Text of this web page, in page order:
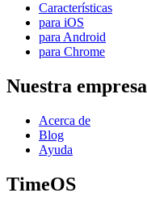
Características
para iOS
para Android
para Chrome
Nuestra empresa
Acerca de
Blog
Ayuda
TimeOS